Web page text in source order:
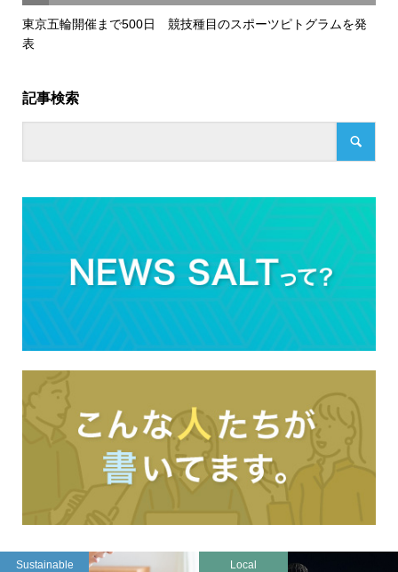
東京五輪開催まで500日 競技種目のスポーツピトグラムを発
表
記事検索
Sustainable Local